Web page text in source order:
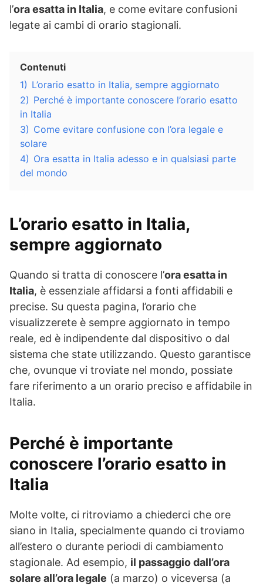
l’ora esatta in Italia, e come evitare confusioni
legate ai cambi di orario stagionali.
Contenuti
1) L’orario esatto in Italia, sempre aggiornato
2) Perché è importante conoscere l’orario esatto
in Italia
3) Come evitare confusione con l’ora legale e
solare
4) Ora esatta in Italia adesso e in qualsiasi parte
del mondo
L’orario esatto in Italia,
sempre aggiornato
Quando si tratta di conoscere l’ora esatta in
Italia, è essenziale affidarsi a fonti affidabili e
precise. Su questa pagina, l’orario che
visualizzerete è sempre aggiornato in tempo
reale, ed è indipendente dal dispositivo o dal
sistema che state utilizzando. Questo garantisce
che, ovunque vi troviate nel mondo, possiate
fare riferimento a un orario preciso e affidabile in
Italia.
Perché è importante
conoscere l’orario esatto in
Italia
Molte volte, ci ritroviamo a chiederci che ore
siano in Italia, specialmente quando ci troviamo
all’estero o durante periodi di cambiamento
stagionale. Ad esempio, il passaggio dall’ora
solare all’ora legale (a marzo) o viceversa (a